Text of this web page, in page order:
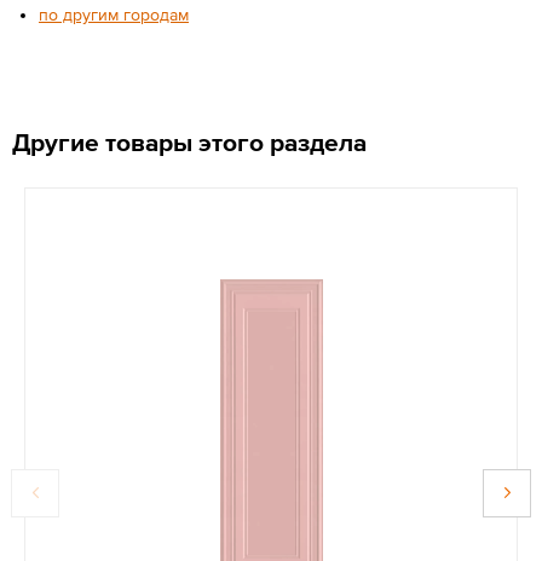
по другим городам
Другие товары этого раздела